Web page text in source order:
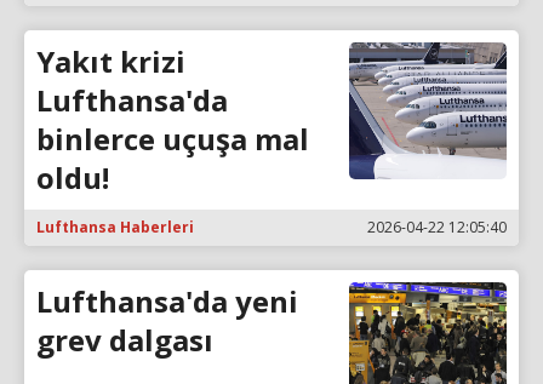
Yakıt krizi
Lufthansa'da
binlerce uçuşa mal
oldu!
Lufthansa Haberleri 2026-04-22 12:05:40
Lufthansa'da yeni
grev dalgası